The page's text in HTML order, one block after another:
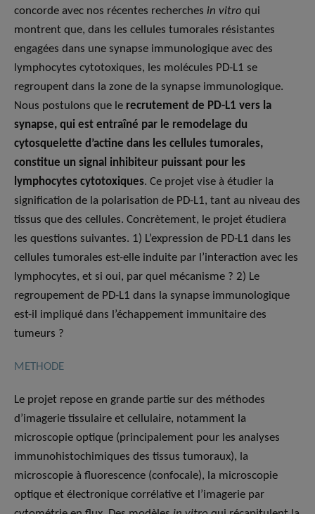
concorde avec nos récentes recherches in vitro qui
montrent que, dans les cellules tumorales résistantes
engagées dans une synapse immunologique avec des
lymphocytes cytotoxiques, les molécules PD-L1 se
regroupent dans la zone de la synapse immunologique.
Nous postulons que le recrutement de PD-L1 vers la
synapse, qui est entraîné par le remodelage du
cytosquelette d’actine dans les cellules tumorales,
constitue un signal inhibiteur puissant pour les
lymphocytes cytotoxiques. Ce projet vise à étudier la
signification de la polarisation de PD-L1, tant au niveau des
tissus que des cellules. Concrètement, le projet étudiera
les questions suivantes. 1) L’expression de PD-L1 dans les
cellules tumorales est-elle induite par l’interaction avec les
lymphocytes, et si oui, par quel mécanisme ? 2) Le
regroupement de PD-L1 dans la synapse immunologique
est-il impliqué dans l’échappement immunitaire des
tumeurs ?
METHODE
Le projet repose en grande partie sur des méthodes
d’imagerie tissulaire et cellulaire, notamment la
microscopie optique (principalement pour les analyses
immunohistochimiques des tissus tumoraux), la
microscopie à fluorescence (confocale), la microscopie
optique et électronique corrélative et l’imagerie par